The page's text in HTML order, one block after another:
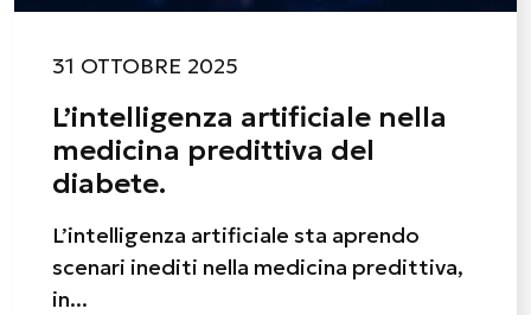
31 OTTOBRE 2025
L’intelligenza artificiale nella
medicina predittiva del
diabete.
L’intelligenza artificiale sta aprendo
scenari inediti nella medicina predittiva,
in...